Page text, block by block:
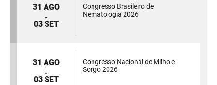
31 AGO
03 SET
Congresso Brasileiro de
Nematologia 2026
31 AGO
03 SET
Congresso Nacional de Milho e
Sorgo 2026